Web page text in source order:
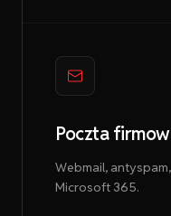
Poczta
Webmail,
Microsoft 365.